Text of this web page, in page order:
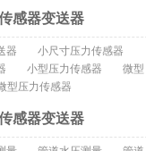
感器变送器
器
小尺寸压力传感器
小型压力传感器
微型
型压力传感器
感器变送器